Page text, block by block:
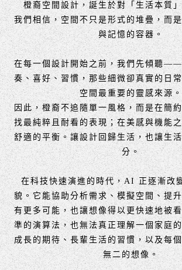
橙裔空間設計，誕生於對「生活本質
我們相信，空間不只是形式的堆疊，而
與記憶的容器。
在每一個設計開始之前，我們先傾聽
奏、喜好、習慣，那些細微卻真實的日
空間最重要的靈感來源。
因此，橙裔不追隨單一風格，而是在簡
找最純粹且耐看的表現；在美感與機能
舒適的平衡。讓設計回歸生活，也讓生
分。
在科技快速演進的時代，AI 正逐漸改
貌。它能協助分析需求、模擬空間、提
有更多可能，也讓想像得以更快速地被
準的演算法，也無法真正理解一個家庭
成長的期待、長輩生活的習慣，以及每
無二的想像。